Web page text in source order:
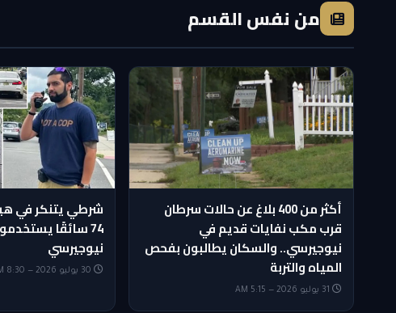
من نفس القسم
أكثر من 400 بلاغ عن حالات سرطان
قرب مكب نفايات قديم في
نيوجيرسي.. والسكان يطالبون بفحص
المياه والتربة
شرطي يتنكر في
74 سائقًا
نيوجيرسي